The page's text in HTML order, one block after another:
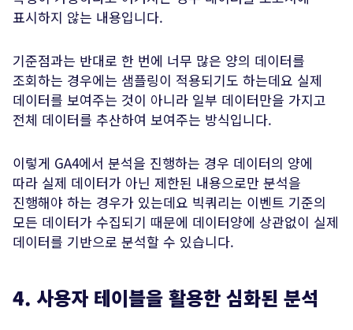
표시하지 않는 내용입니다.
기준점과는 반대로 한 번에 너무 많은 양의 데이터를
조회하는 경우에는 샘플링이 적용되기도 하는데요 실제
데이터를 보여주는 것이 아니라 일부 데이터만을 가지고
전체 데이터를 추산하여 보여주는 방식입니다.
이렇게 GA4에서 분석을 진행하는 경우 데이터의 양에
따라 실제 데이터가 아닌 제한된 내용으로만 분석을
진행해야 하는 경우가 있는데요 빅쿼리는 이벤트 기준의
모든 데이터가 수집되기 때문에 데이터양에 상관없이 실제
데이터를 기반으로 분석할 수 있습니다.
4. 사용자 테이블을 활용한 심화된 분석